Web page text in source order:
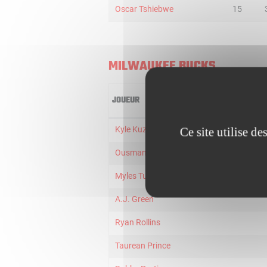
Oscar Tshiebwe 15
MILWAUKEE BUCKS
JOUEUR
Kyle Kuzma
Ousmane DIENG
Myles Turner
A.J. Green
Ryan Rollins
Taurean Prince
Ce site utilise